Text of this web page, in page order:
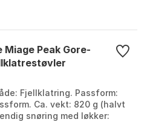
Rubber Sol...
Miage Peak Gore-
Fjellklatring. Passform:
Ca. vekt: 820 g (halvt
snøring med løkker: